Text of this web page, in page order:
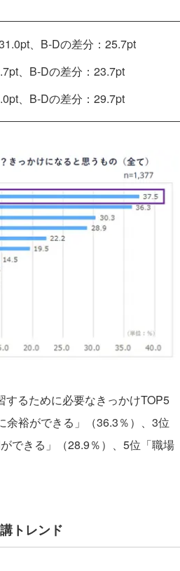
、B-Dの差分：25.7pt
、B-Dの差分：23.7pt
、B-Dの差分：29.7pt
るために必要なきっかけTOP5
余裕ができる」（36.3％）、3位
できる」（28.9％）、5位「職場
トレンド